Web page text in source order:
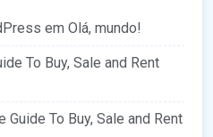
em Olá, mundo!
To Buy, Sale and Rent
Guide To Buy, Sale and Rent